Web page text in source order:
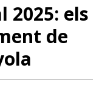
2025: els
de